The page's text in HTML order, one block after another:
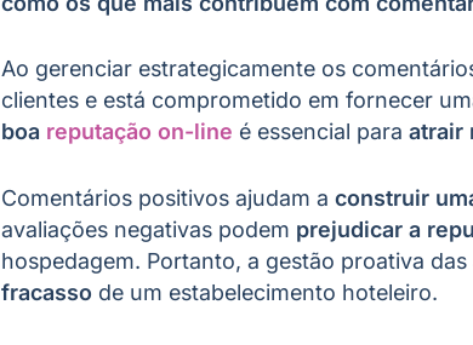
Ao gerenciar estrategicamente os
clientes e está comprometido em fornecer
boa reputação on-line é essencial para atrair
Comentários positivos ajudam a construir
avaliações negativas podem prejudicar a
hospedagem. Portanto, a gestão proativa
fracasso de um estabelecimento hoteleiro.